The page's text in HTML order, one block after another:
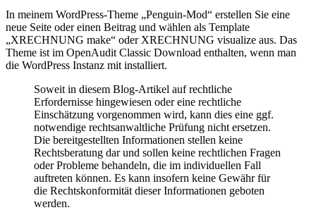
In meinem WordPress-Theme „Penguin-Mod“ erstellen Sie eine
neue Seite oder einen Beitrag und wählen als Template
„XRECHNUNG make“ oder XRECHNUNG visualize aus. Das
Theme ist im OpenAudit Classic Download enthalten, wenn man
die WordPress Instanz mit installiert.
Soweit in diesem Blog-Artikel auf rechtliche
Erfordernisse hingewiesen oder eine rechtliche
Einschätzung vorgenommen wird, kann dies eine ggf.
notwendige rechtsanwaltliche Prüfung nicht ersetzen.
Die bereitgestellten Informationen stellen keine
Rechtsberatung dar und sollen keine rechtlichen Fragen
oder Probleme behandeln, die im individuellen Fall
auftreten können. Es kann insofern keine Gewähr für
die Rechtskonformität dieser Informationen geboten
werden.